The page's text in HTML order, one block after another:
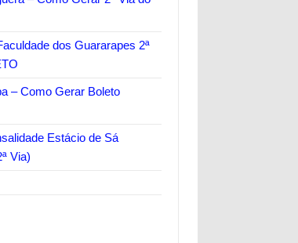
dos Guararapes 2ª
– Como Gerar Boleto
Estácio de Sá
Via)